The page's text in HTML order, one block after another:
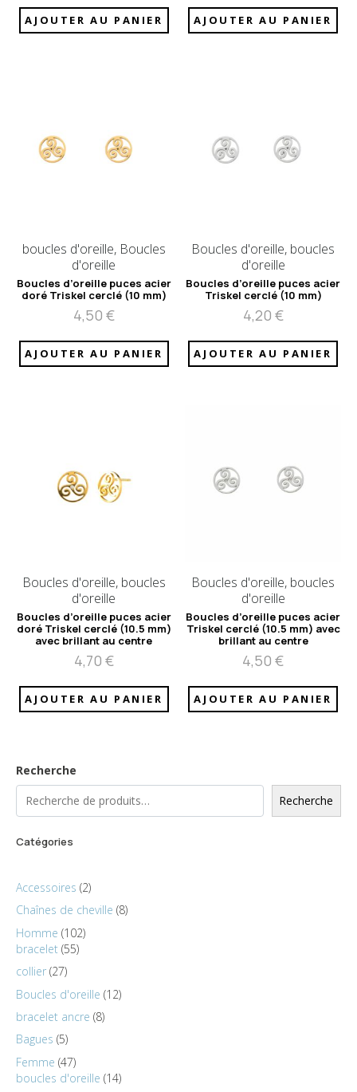
AJOUTER AU PANIER AJOUTER AU PANIER
boucles d'oreille, Boucles
d'oreille
Boucles d’oreille puces acier
doré Triskel cerclé (10 mm)
4,50 €
AJOUTER AU PANIER
Boucles d'oreille, boucles
d'oreille
Boucles d’oreille puces acier
Triskel cerclé (10 mm)
4,20 €
AJOUTER AU PANIER
Boucles d'oreille, boucles
d'oreille
Boucles d’oreille puces acier
doré Triskel cerclé (10.5 mm)
avec brillant au centre
4,70 €
AJOUTER AU PANIER
Boucles d'oreille, boucles
d'oreille
Boucles d’oreille puces acier
Triskel cerclé (10.5 mm) avec
brillant au centre
4,50€
AJOUTER AU PANIER
Recherche
Recherche
Catégories
Accessoires 2
Chaînes de cheville 8
Homme 102
bracelet 55
collier 27
Boucles d'oreille 12
bracelet ancre 8
Bagues 5
Femme 47
boucles d'oreille 14